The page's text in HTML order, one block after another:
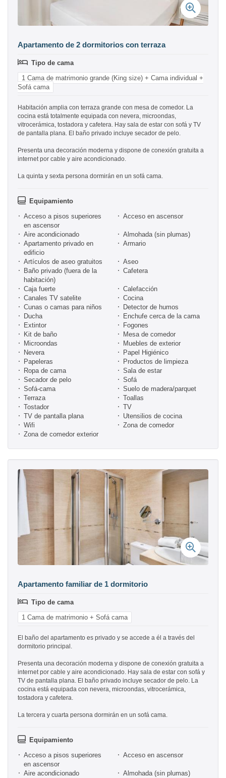
Apartamento de 2 dormitorios con terraza
Tipo de cama
1 Cama de matrimonio grande (King size) + Cama individual +
Sofá cama
Habitación amplia con terraza grande con mesa de comedor. La
cocina está totalmente equipada con nevera, microondas,
vitrocerámica, tostadora y cafetera. Hay sala de estar con sofá y TV
de pantalla plana. El baño privado incluye secador de pelo.
Presenta una decoración moderna y dispone de conexión gratuita a
internet por cable y aire acondicionado.
La quinta y sexta persona dormirán en un sofá cama.
Equipamiento
Acceso a pisos superiores
en ascensor
Acceso en ascensor
Aire acondicionado
Almohada (sin plumas)
Apartamento privado en
edificio
Armario
Artículos de aseo gratuitos
Aseo
Baño privado (fuera de la
habitación)
Cafetera
Caja fuerte
Calefacción
Canales TV satelite
Cocina
Cunas o camas para niños
Detector de humos
Ducha
Enchufe cerca de la cama
Extintor
Fogones
Kit de baño
Mesa de comedor
Microondas
Muebles de exterior
Nevera
Papel Higiénico
Papeleras
Productos de limpieza
Ropa de cama
Sala de estar
Secador de pelo
Sofá
Sofá-cama
Suelo de madera/parquet
Terraza
Toallas
Tostador
TV
TV de pantalla plana
Utensilios de cocina
Wifi
Zona de comedor
Zona de comedor exterior
Apartamento familiar de 1 dormitorio
Tipo de cama
1 Cama de matrimonio + Sofá cama
El baño del apartamento es privado y se accede a él a través del
dormitorio principal.
Presenta una decoración moderna y dispone de conexión gratuita a
internet por cable y aire acondicionado. Hay sala de estar con sofá y
TV de pantalla plana. El baño privado incluye secador de pelo. La
cocina está equipada con nevera, microondas, vitrocerámica,
tostadora y cafetera.
La tercera y cuarta persona dormirán en un sofá cama.
Equipamiento
Acceso a pisos superiores
en ascensor
Acceso en ascensor
Aire acondicionado
Almohada (sin plumas)